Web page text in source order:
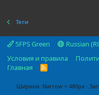
Теги
5FPS Green
Russian
Условия и правила
Главная
R
Ширина